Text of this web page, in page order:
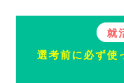
就
選考前に必ず使